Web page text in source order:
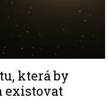
která by
existovat